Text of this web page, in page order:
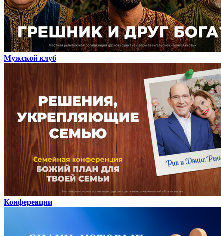
Мужской клуб
Конференции